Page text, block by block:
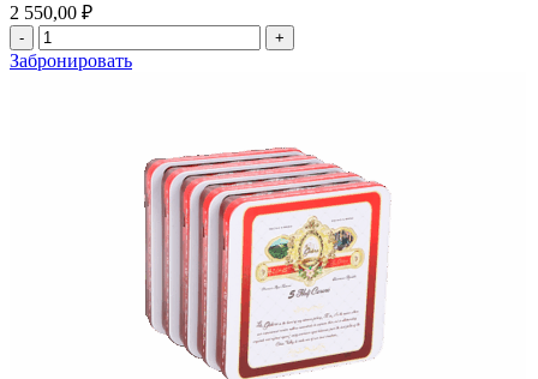
2 550,00 ₽
Забронировать